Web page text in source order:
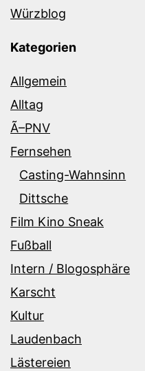
Würzblog
Kategorien
Allgemein
Alltag
Ã–PNV
Fernsehen
Casting-Wahnsinn
Dittsche
Film Kino Sneak
Fußball
Intern / Blogosphäre
Karscht
Kultur
Laudenbach
Lästereien